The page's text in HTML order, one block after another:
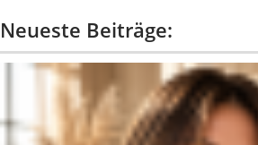
Neueste Beiträge: